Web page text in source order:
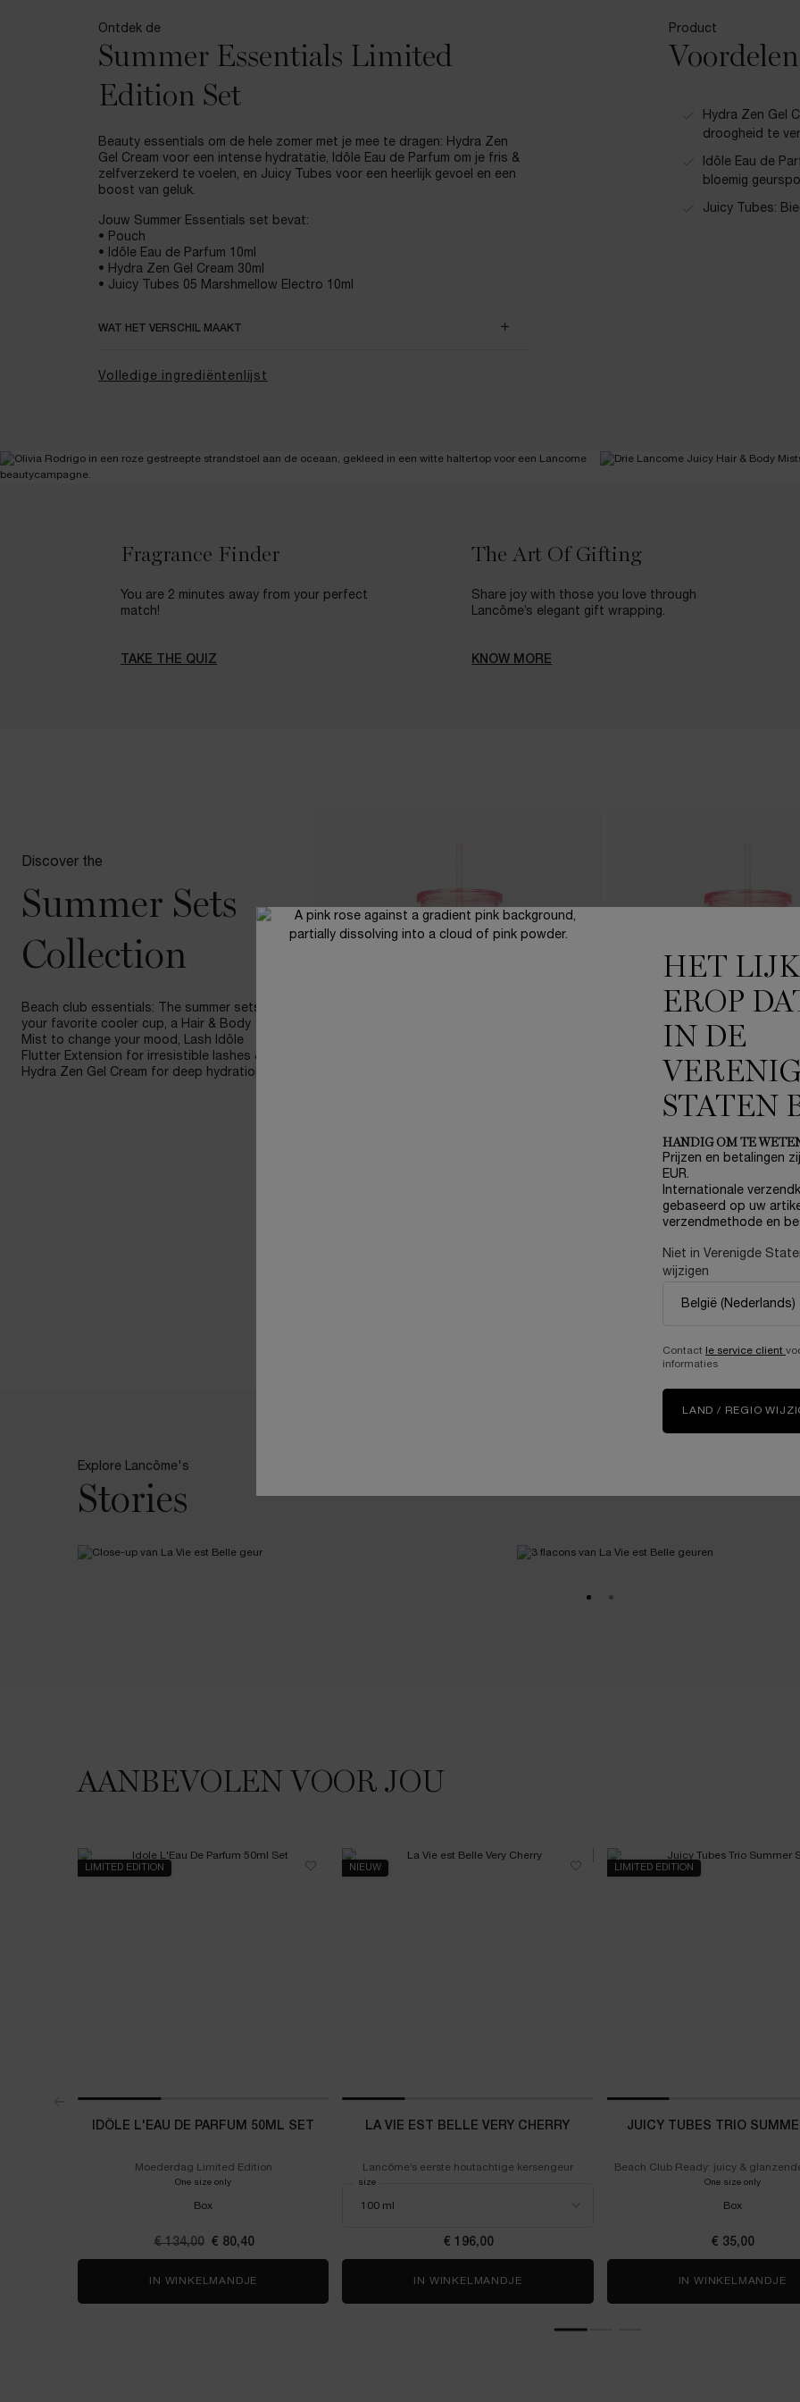
Ontdek de
Summer Essentials Limited
Edition Set
Beauty essentials om de hele zomer met je mee te dragen: Hydra Zen
Gel Cream voor een intense hydratatie, Idôle Eau de Parfum om je fris &
zelfverzekerd te voelen, en Juicy Tubes voor een heerlijk gevoel en een
boost van geluk.
Jouw Summer Essentials set bevat:
• Pouch
• Idôle Eau de Parfum 10ml
• Hydra Zen Gel Cream 30ml
• Juicy Tubes 05 Marshmellow Electro 10ml
WAT HET VERSCHIL MAAKT
Volledige ingrediëntenlijst
Product
Voordelen
Hydra Zen Gel
droogheid te
Idôle Eau de
bloemig
Juicy Tubes:
PDP Description Section Accordion on Mobile
pdp-section-full-two-columns-image_layout
Fragrance Finder
You are 2 minutes away from your perfect
match!
TAKE THE QUIZ
The Art Of Gifting
Share joy with those you love through
Lancôme’s elegant gift wrapping.
KNOW MORE
Discover the
Summer Sets
Collection
Beach club essentials: The summer sets,
your favorite cooler cup, a Hair & Body
Mist to change your mood, Lash Idôle
Flutter Extension for irresistible lashes &
Hydra Zen Gel Cream for deep hydration!
Your favorite Cooler Cup & Ô
Body Mist summer essentials.
DISCOVER
Explore Lancôme's
Stories
LEES MEER
AANBEVOLEN VOOR JOU
LIMITED EDITION
IDÔLE L'EAU DE PARFUM 50ML SET
Moederdag Limited Edition
One size only for Idôle L'Eau De Parfum 50ml Set
Box
Oude prijs
€ 134,00 Nieuwe prijs
€ 80,40
IN WINKELMANDJE IDÔLE L'EAU DE PARFUM 50ML SET
NIEUW
LA VIE EST BELLE VERY CHERRY
Lancôme’s eerste houtachtige kersengeur
Select a
size
€ 196,00
IN WINKELMANDJE LA VIE EST BELLE VERY CHERRY
LIMITED EDITION
JUICY TUBES TRIO
Beach Club Ready: juicy &
drie iconische smaken.
One size onlyfor Juicy
Box
€ 35,00
IN WINKELMANDJE
HET
EROP
IN DE
STATEN
HANDIG OM TE
Prijzen en betalingen
EUR.
Internationale
gebaseerd op uw
verzendmethode en
Niet in Verenigde
wijzigen
Contact le service client
informaties
LAND / REGIO